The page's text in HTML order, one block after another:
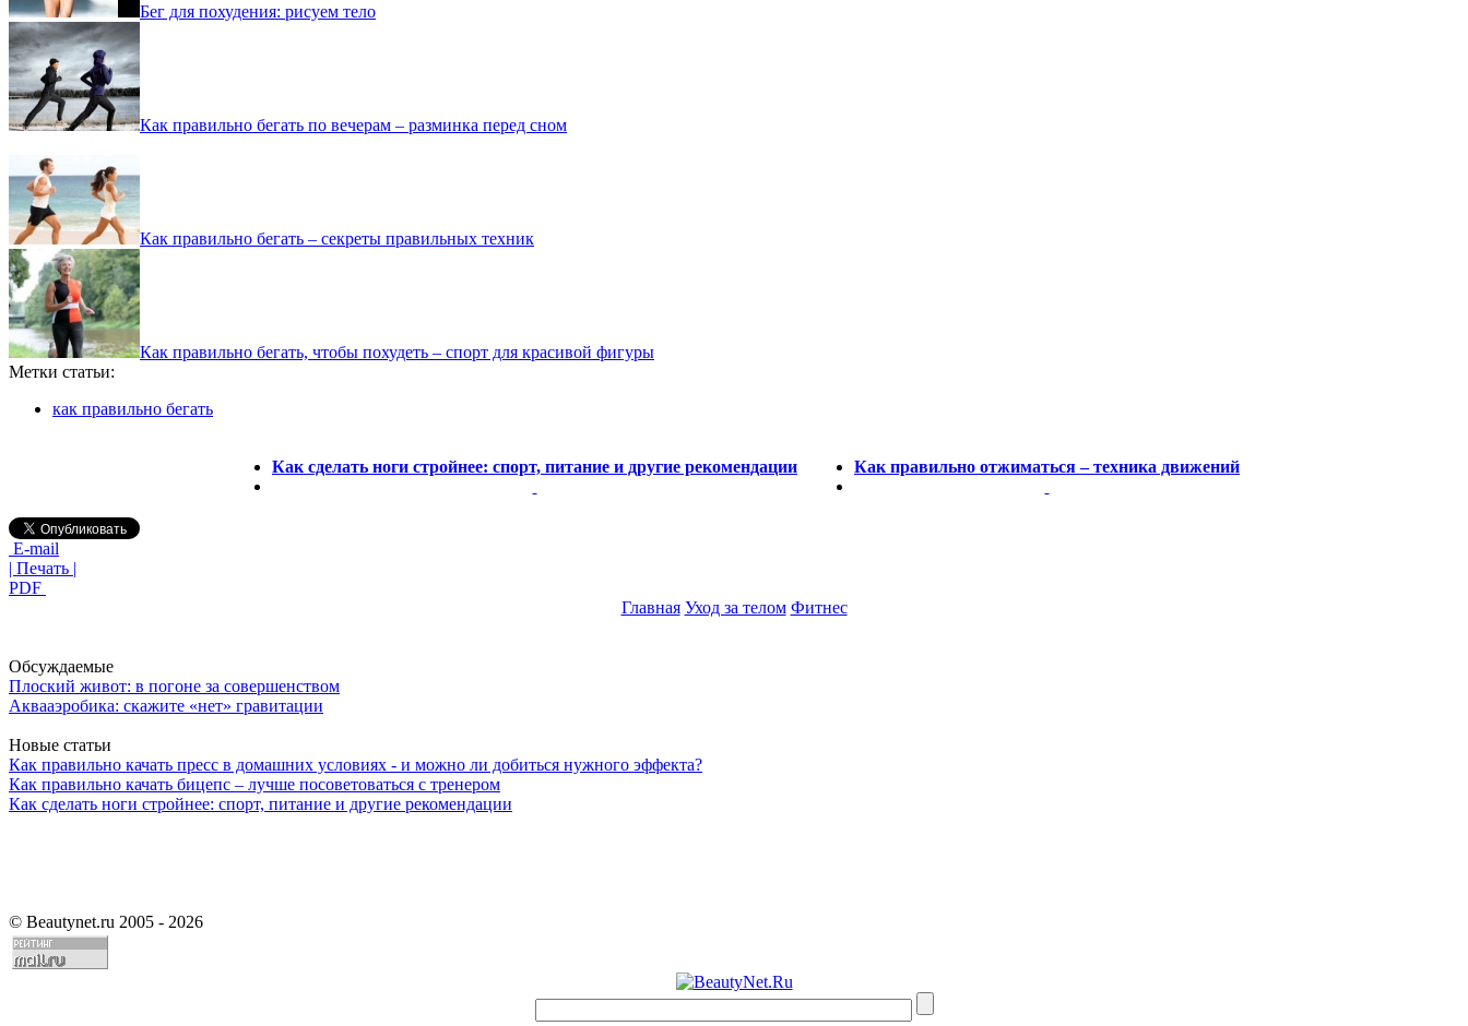
Бег для похудения: рисуем тело
Как правильно бегать по вечерам – разминка перед сном
Как правильно бегать – секреты правильных техник
Как правильно бегать, чтобы похудеть – спорт для красивой фигуры
Метки статьи:
как правильно бегать
Как сделать ноги стройнее: спорт, питание и другие рекомендации Как правильно отжиматься – техника движений
E-mail
| Печать |
PDF
Главная Уход за телом Фитнес
Обсуждаемые
Плоский живот: в погоне за совершенством
Аквааэробика: скажите «нет» гравитации
Новые статьи
Как правильно качать пресс в домашних условиях - и можно ли добиться нужного эффекта?
Как правильно качать бицепс – лучше посоветоваться с тренером
Как сделать ноги стройнее: спорт, питание и другие рекомендации
© Beautynet.ru 2005 - 2026